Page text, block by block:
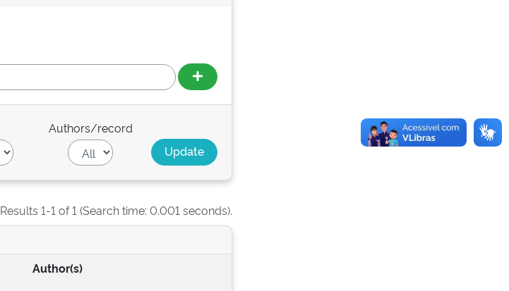
Authors/record
Results 1-1 of 1 (Search time: 0.001 seconds).
Author(s)